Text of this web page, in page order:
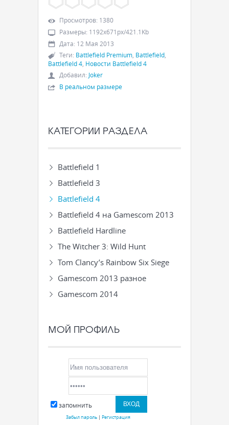
Просмотров: 1380
Размеры: 1192x671px/421.1Kb
Дата: 12 Мая 2013
Теги: Battlefield Premium, Battlefield,
Battlefield 4, Новости Battlefield 4
Добавил: Joker
В реальном размере
КАТЕГОРИИ РАЗДЕЛА
Battlefield 1
Battlefield 3
Battlefield 4
Battlefield 4 на Gamescom 2013
Battlefield Hardline
The Witcher 3: Wild Hunt
Tom Clancy’s Rainbow Six Siege
Gamescom 2013 разное
Gamescom 2014
МОЙ ПРОФИЛЬ
запомнить
Забыл пароль| Регистрация